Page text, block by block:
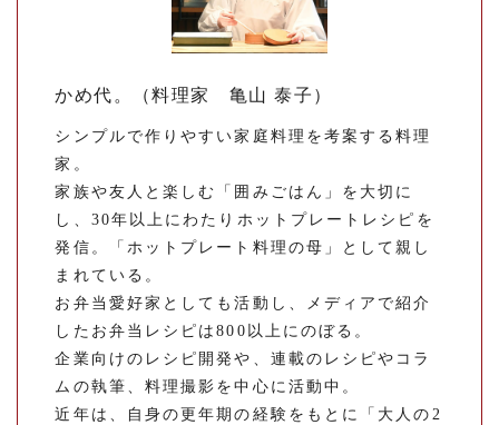
かめ代。（料理家 亀山 泰子）
シンプルで作りやすい家庭料理を考案する料理
家。
家族や友人と楽しむ「囲みごはん」を大切に
し、30年以上にわたりホットプレートレシピを
発信。「ホットプレート料理の母」として親し
まれている。
お弁当愛好家としても活動し、メディアで紹介
したお弁当レシピは800以上にのぼる。
企業向けのレシピ開発や、連載のレシピやコラ
ムの執筆、料理撮影を中心に活動中。
近年は、自身の更年期の経験をもとに「大人の2